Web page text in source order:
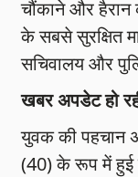
चौंकाने और हैरान
के सबसे सुरक्षित
सचिवालय और
खबर अपडेट हो
युवक की पहचान
(40) के रूप में हुई